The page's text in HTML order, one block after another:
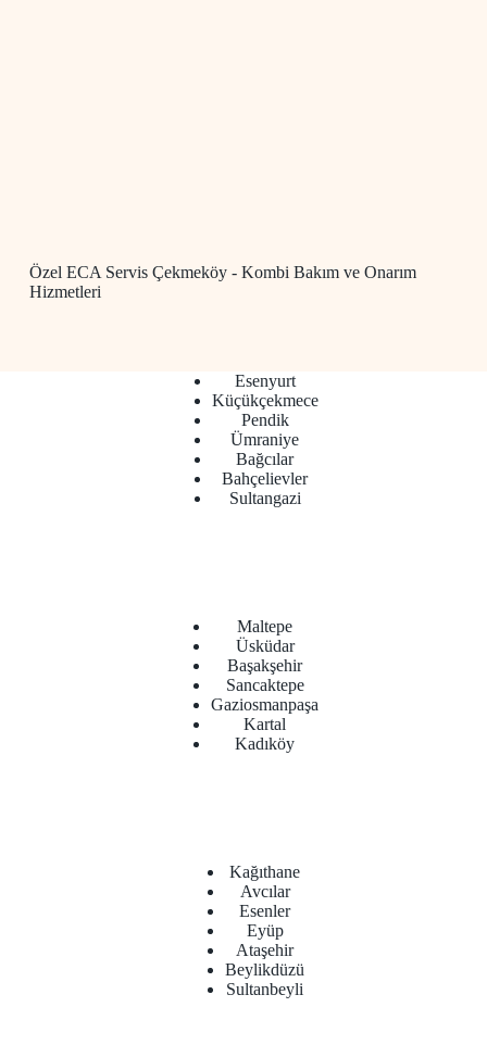
Özel ECA Servis Çekmeköy - Kombi Bakım ve Onarım
Hizmetleri
Esenyurt
Küçükçekmece
Pendik
Ümraniye
Bağcılar
Bahçelievler
Sultangazi
Maltepe
Üsküdar
Başakşehir
Sancaktepe
Gaziosmanpaşa
Kartal
Kadıköy
Kağıthane
Avcılar
Esenler
Eyüp
Ataşehir
Beylikdüzü
Sultanbeyli